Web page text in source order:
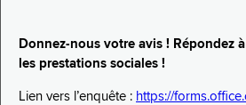
Donnez-nous votre avis ! Répondez
les prestations sociales !
Lien vers l’enquête : https://